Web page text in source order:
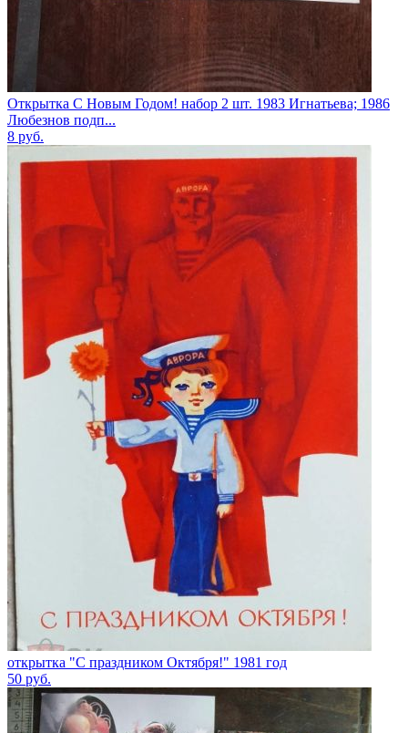
Открытка С Новым Годом! набор 2 шт. 1983 Игнатьева; 1986
Любезнов подп...
8 руб.
открытка "С праздником Октября!" 1981 год
50 руб.